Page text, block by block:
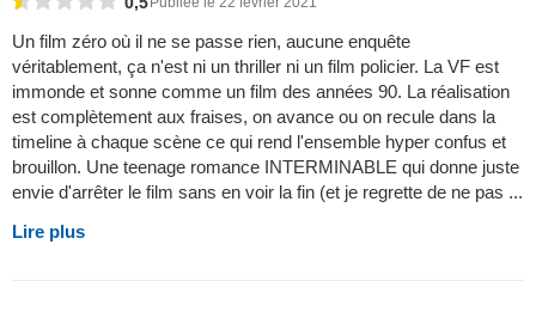
Un film zéro où il ne se passe rien, aucune enquête
véritablement, ça n'est ni un thriller ni un film policier. La VF est
immonde et sonne comme un film des années 90. La réalisation
est complètement aux fraises, on avance ou on recule dans la
timeline à chaque scène ce qui rend l'ensemble hyper confus et
brouillon. Une teenage romance INTERMINABLE qui donne juste
envie d'arrêter le film sans en voir la fin (et je regrette de ne pas ...
Lire plus